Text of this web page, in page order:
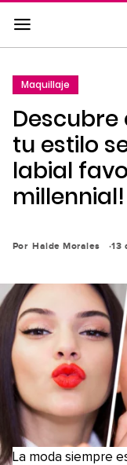
Saltar
al
contenido
la
navegación
principal
Maquillaje
tu estilo
labial
millennial!
Por Haide Morales 13
La moda siempre